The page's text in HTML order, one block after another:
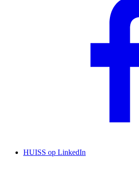
HUISS op LinkedIn